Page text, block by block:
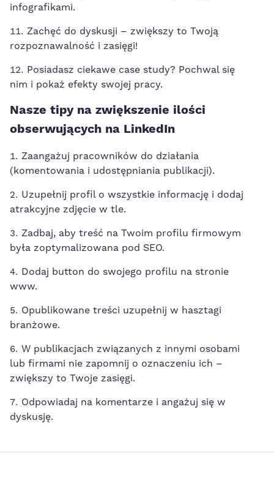
infografikami.
Zachęć do dyskusji – zwiększy to Twoją
rozpoznawalność i zasięgi!
Posiadasz ciekawe case study? Pochwal się
nim i pokaż efekty swojej pracy.
Nasze tipy na zwiększenie ilości
obserwujących na LinkedIn
Zaangażuj pracowników do działania
(komentowania i udostępniania publikacji).
Uzupełnij profil o wszystkie informację i dodaj
atrakcyjne zdjęcie w tle.
Zadbaj, aby treść na Twoim profilu firmowym
była zoptymalizowana pod SEO.
Dodaj button do swojego profilu na stronie
www.
Opublikowane treści uzupełnij w hasztagi
branżowe.
W publikacjach związanych z innymi osobami
lub firmami nie zapomnij o oznaczeniu ich –
zwiększy to Twoje zasięgi.
Odpowiadaj na komentarze i angażuj się w
dyskusję.